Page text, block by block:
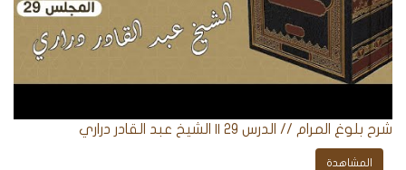
شرح بلوغ المرام // الدرس 29 || الشيخ عبد القادر دراري
المشاهدة